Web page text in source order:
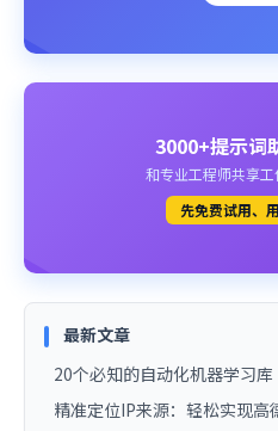
3000+提示词
和专业工程师共享
先免费试用、
最新文章
20个必知的自动化机器学习库
精准定位IP来源：轻松实现高